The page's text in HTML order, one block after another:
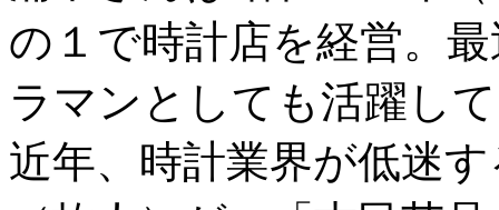
の１で時計店を経営。
ラマンとしても活躍し
近年、時計業界が低迷